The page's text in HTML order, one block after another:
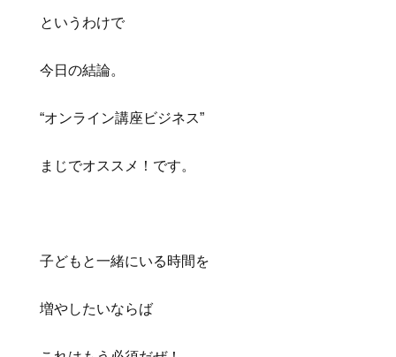
というわけで
今日の結論。
“オンライン講座ビジネス”
まじでオススメ！です。
子どもと一緒にいる時間を
増やしたいならば